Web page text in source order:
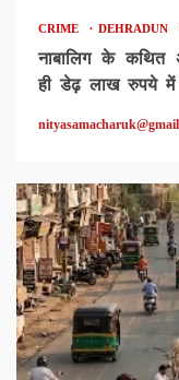
CRIME DEHRADUN
नाबालिग के कथित
ही डेढ़ लाख रुपये में